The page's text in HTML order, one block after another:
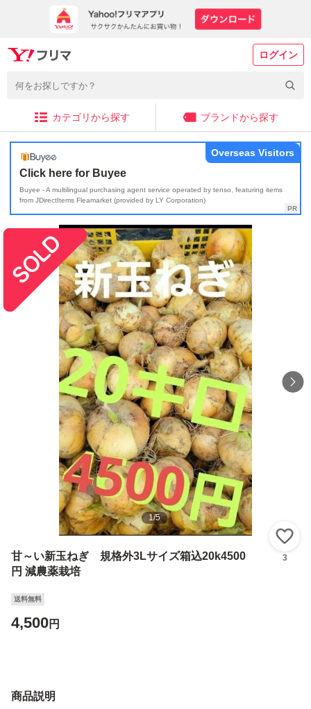
ログイン
カテゴリから探す ブランドから探す
Click here for Buyee
Buyee - A multilingual purchasing agent service operated by tenso, featuring items
from JDirectItems Fleamarket (provided by LY Corporation)
Overseas Visitors
1/5
甘～い新玉ねぎ 規格外3Lサイズ箱込20k4500
円 減農薬栽培
3
送料無料
4,500円
商品説明